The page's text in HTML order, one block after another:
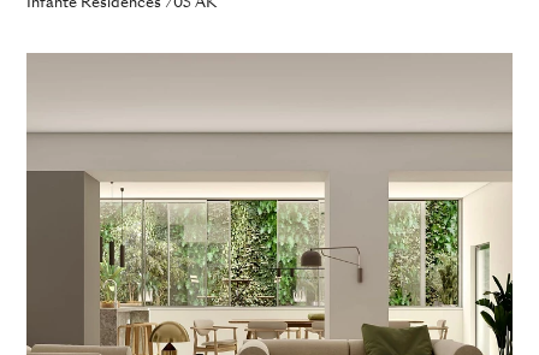
Infante Residences 705 AK